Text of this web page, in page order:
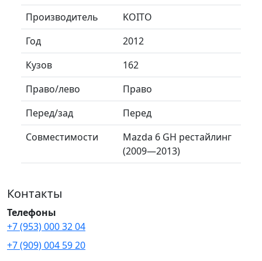
Производитель
KOITO
Год
2012
Кузов
162
Право/лево
Право
Перед/зад
Перед
Совместимости
Mazda 6 GH рестайлинг
(2009—2013)
Контакты
Телефоны
+7 (953) 000 32 04
+7 (909) 004 59 20